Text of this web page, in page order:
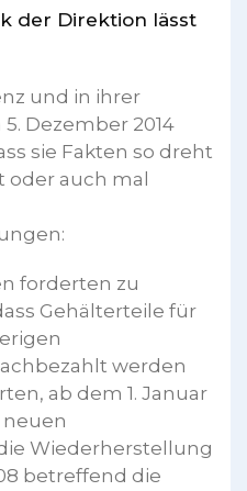
der Direktion lässt
und in ihrer
Dezember 2014
sie Fakten so dreht
oder auch mal
forderten zu
Gehälterteile für
werden
ab dem 1. Januar
neuen
Wiederherstellung
betreffend die